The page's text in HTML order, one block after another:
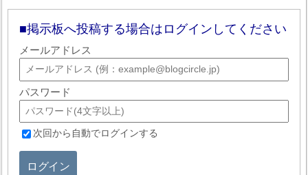
掲示板へ投稿する場合はログインしてください
メールアドレス
パスワード
次回から自動でログインする
ログイン